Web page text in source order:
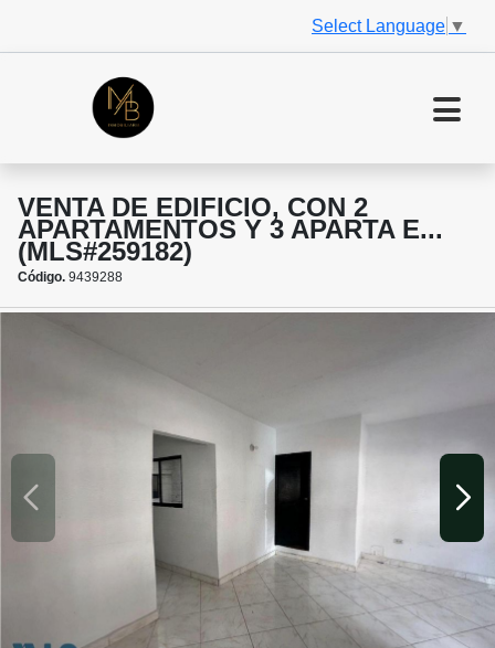
Select Language ▼
VENTA DE EDIFICIO, CON 2
APARTAMENTOS Y 3 APARTA E...
(MLS#259182)
Código. 9439288